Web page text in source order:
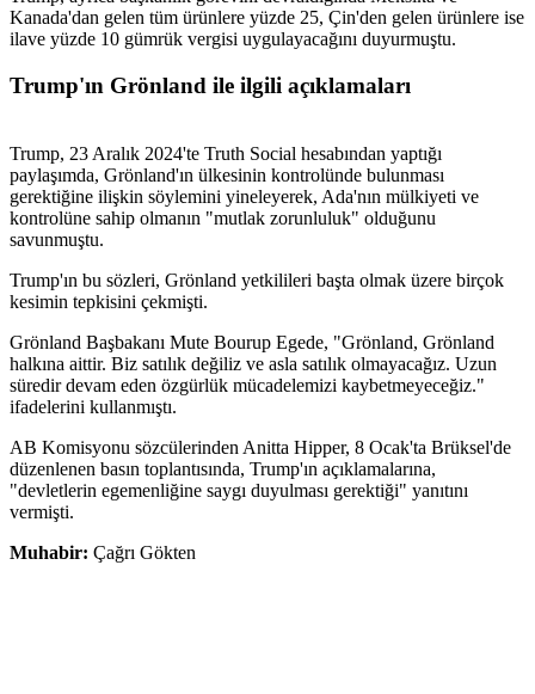
Kanada'dan gelen tüm ürünlere yüzde 25, Çin'den gelen ürünlere ise
ilave yüzde 10 gümrük vergisi uygulayacağını duyurmuştu.
Trump'ın Grönland ile ilgili açıklamaları
Trump, 23 Aralık 2024'te Truth Social hesabından yaptığı
paylaşımda, Grönland'ın ülkesinin kontrolünde bulunması
gerektiğine ilişkin söylemini yineleyerek, Ada'nın mülkiyeti ve
kontrolüne sahip olmanın "mutlak zorunluluk" olduğunu
savunmuştu.
Trump'ın bu sözleri, Grönland yetkilileri başta olmak üzere birçok
kesimin tepkisini çekmişti.
Grönland Başbakanı Mute Bourup Egede, "Grönland, Grönland
halkına aittir. Biz satılık değiliz ve asla satılık olmayacağız. Uzun
süredir devam eden özgürlük mücadelemizi kaybetmeyeceğiz."
ifadelerini kullanmıştı.
AB Komisyonu sözcülerinden Anitta Hipper, 8 Ocak'ta Brüksel'de
düzenlenen basın toplantısında, Trump'ın açıklamalarına,
"devletlerin egemenliğine saygı duyulması gerektiği" yanıtını
vermişti.
Muhabir: Çağrı Gökten